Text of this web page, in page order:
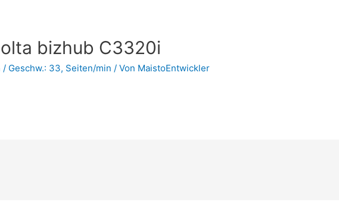
bizhub C3320i
/ Geschw.: 33, Seiten/min / Von MaistoEntwickler